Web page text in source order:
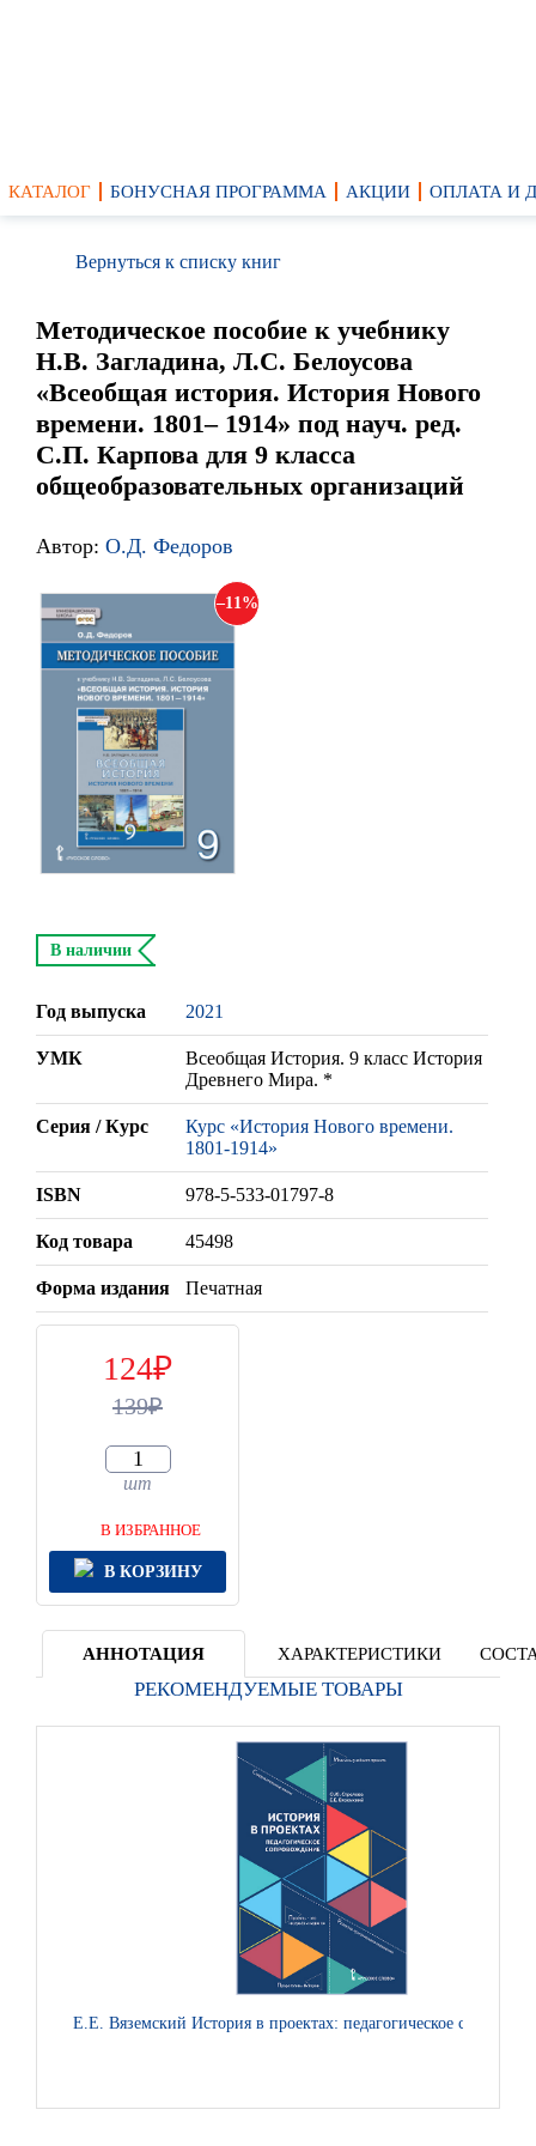
КАТАЛОГ БОНУСНАЯ ПРОГРАММА АКЦИИ ОПЛАТА И
Вернуться к списку книг
Методическое пособие к учебнику
Н.В. Загладина, Л.С. Белоусова
«Всеобщая история. История Нового
времени. 1801– 1914» под науч. ред.
С.П. Карпова для 9 класса
общеобразовательных организаций
Автор: О.Д. Федоров
11
В наличии
Год выпуска 2021
УМК
Всеобщая История. 9 класс История
Древнего Мира. *
Серия / Курс
Курс «История Нового времени.
1801-1914»
ISBN 978-5-533-01797-8
Код товара 45498
Форма издания Печатная
124
139
шт
В ИЗБРАННОЕ
В КОРЗИНУ
АННОТАЦИЯ ХАРАКТЕРИСТИКИ
РЕКОМЕНДУЕМЫЕ ТОВАРЫ
Е.Е. Вяземский История в проектах: педагогическое